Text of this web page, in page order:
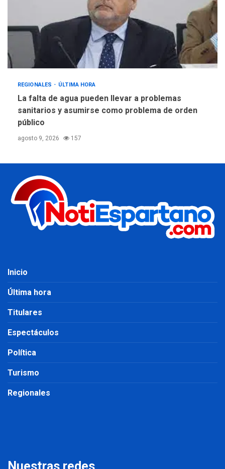
REGIONALES ÚLTIMA HORA
La falta de agua pueden llevar a problemas
sanitarios y asumirse como problema de orden
público
agosto 9, 2026 157
Inicio
Última hora
Titulares
Espectáculos
Política
Turismo
Regionales